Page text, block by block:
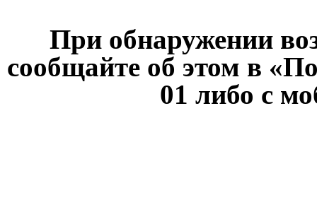
При обнаружении
сообщайте об этом в
01 либо с